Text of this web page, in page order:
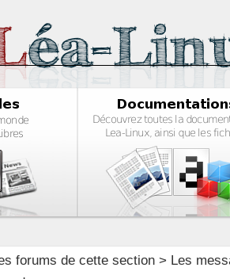
forums de cette section> Les